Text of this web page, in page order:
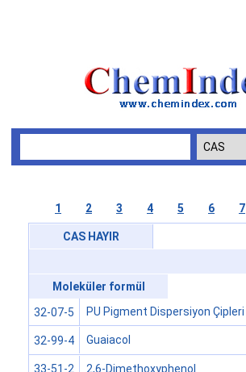
1 2 3 4 5 6 7
CAS HAYIR
Moleküler formül
32-07-5
PU Pigment Dispersiyon Çipleri
32-99-4 Guaiacol
33-51-2 2,6-Dimethoxyphenol